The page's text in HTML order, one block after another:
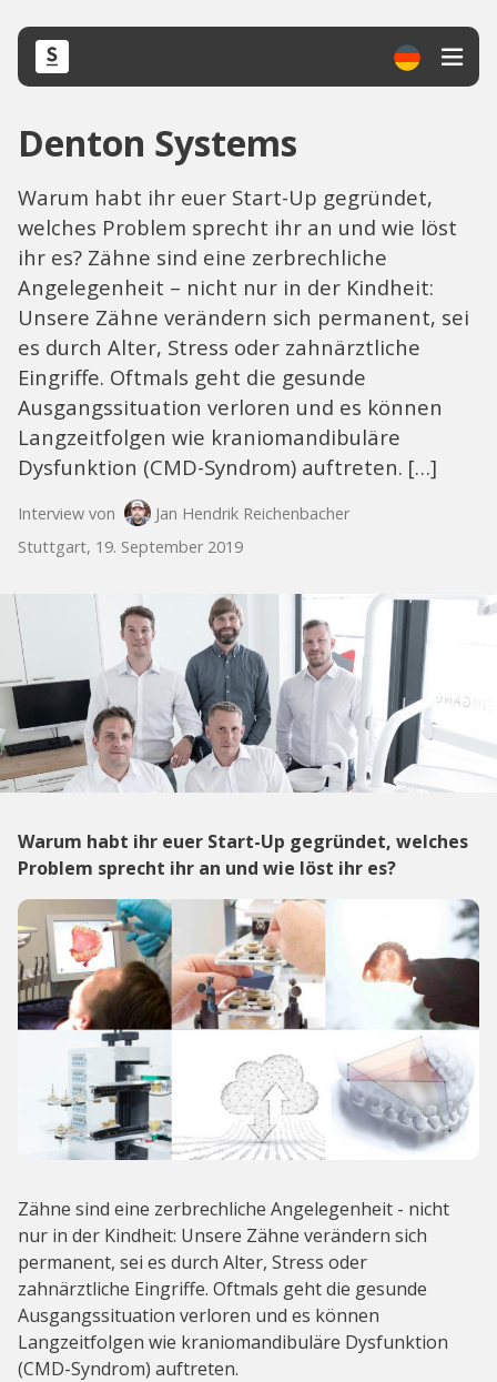
Denton Systems
Warum habt ihr euer Start-Up gegründet,
welches Problem sprecht ihr an und wie löst
ihr es? Zähne sind eine zerbrechliche
Angelegenheit – nicht nur in der Kindheit:
Unsere Zähne verändern sich permanent, sei
es durch Alter, Stress oder zahnärztliche
Eingriffe. Oftmals geht die gesunde
Ausgangssituation verloren und es können
Langzeitfolgen wie kraniomandibuläre
Dysfunktion (CMD-Syndrom) auftreten. […]
Interview von
Jan Hendrik Reichenbacher
Stuttgart, 19. September 2019
Warum habt ihr euer Start-Up gegründet, welches
Problem sprecht ihr an und wie löst ihr es?
Zähne sind eine zerbrechliche Angelegenheit - nicht
nur in der Kindheit: Unsere Zähne verändern sich
permanent, sei es durch Alter, Stress oder
zahnärztliche Eingriffe. Oftmals geht die gesunde
Ausgangssituation verloren und es können
Langzeitfolgen wie kraniomandibuläre Dysfunktion
(CMD-Syndrom) auftreten.